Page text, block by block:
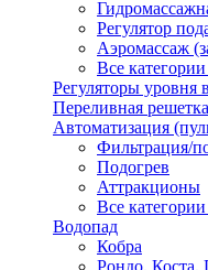
Регулятор
Аэромассаж
Все
Регуляторы уровня
Переливная решетка
Автоматизация
Фильтрация/
Подогрев
Аттракционы
Все
Водопад
Кобра
Рондо, Коста,